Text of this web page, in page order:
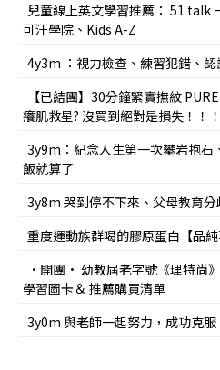
兒童線上英文學習推薦： 51 talk
可汗學院、Kids A-Z
4y3m ：視力檢查、練習犯錯、
【已結團】30分鐘緊實撫紋
癢肌救星? 沒買到絕對是損失！！！
3y9m：紀念人生第一次攀岩抱石
飯就算了
3y8m 哭到停不下來、父母教育
重度運動族群喝的膠原蛋白【品純
•開團• 幼教屆老字號《理特尚
學習圖卡＆ 推薦購買清單
3y0m 與老師一起努力，成功克服